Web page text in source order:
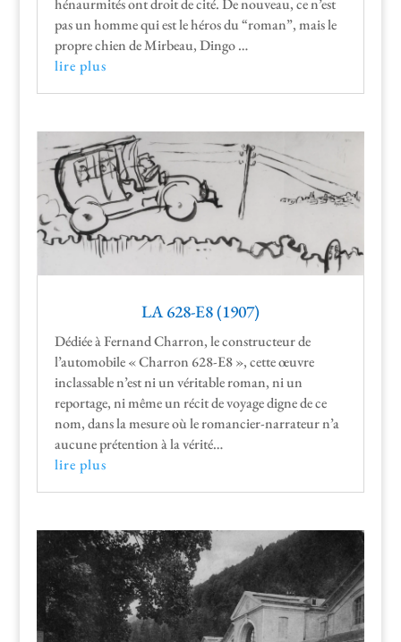
pas un homme qui est le héros du “roman”, mais le
pro­pre chien de Mir­beau, Dingo …
lire plus
LA 628-E8 (1907)
Dédiée à Fer­nand Char­ron, le con­struc­teur de
l’automobile « Char­ron 628-E8 », cette œuvre
inclass­able n’est ni un véri­ta­ble roman, ni un
reportage, ni même un réc­it de voy­age digne de ce
nom, dans la mesure où le roman­ci­er-nar­ra­­teur n’a
aucune pré­ten­tion à la vérité…
lire plus